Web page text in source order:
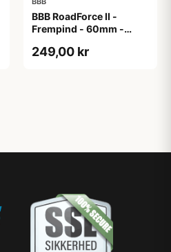
BBB RoadForce II -
Frempind - 60mm -
249,00 kr